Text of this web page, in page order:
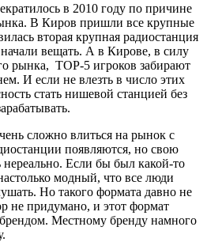
в 2010 году по причине
В Киров пришли все крупные
вторая крупная радиостанция
вещать. А в Кирове, в силу
рынка, TOP-5 игроков забирают
И если не влезть в число этих
стать нишевой станцией без
сложно влиться на рынок с
появляются, но свою
Если бы был какой-то
модный, что все люди
Но такого формата давно не
не придумано, и этот формат
Местному бренду намного